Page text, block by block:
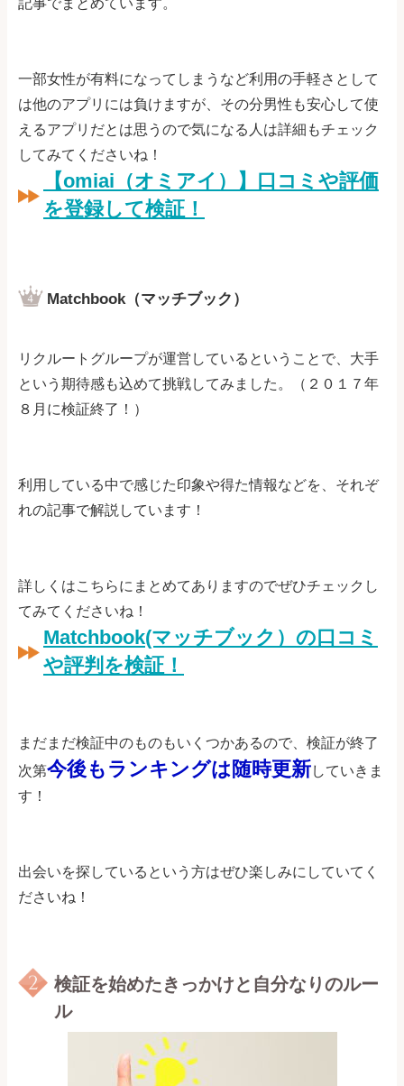
記事でまとめています。
一部女性が有料になってしまうなど利用の手軽さとして
は他のアプリには負けますが、その分男性も安心して使
えるアプリだとは思うので気になる人は詳細もチェック
してみてくださいね！
【omiai（オミアイ）】口コミや評価
を登録して検証！
Matchbook（マッチブック）
リクルートグループが運営しているということで、大手
という期待感も込めて挑戦してみました。（２０１７年
８月に検証終了！）
利用している中で感じた印象や得た情報などを、それぞ
れの記事で解説しています！
詳しくはこちらにまとめてありますのでぜひチェックし
てみてくださいね！
Matchbook(マッチブック）の口コミ
や評判を検証！
まだまだ検証中のものもいくつかあるので、検証が終了
次第今後もランキングは随時更新していきま
す！
出会いを探しているという方はぜひ楽しみにしていてく
ださいね！
検証を始めたきっかけと自分なりのルー
ル